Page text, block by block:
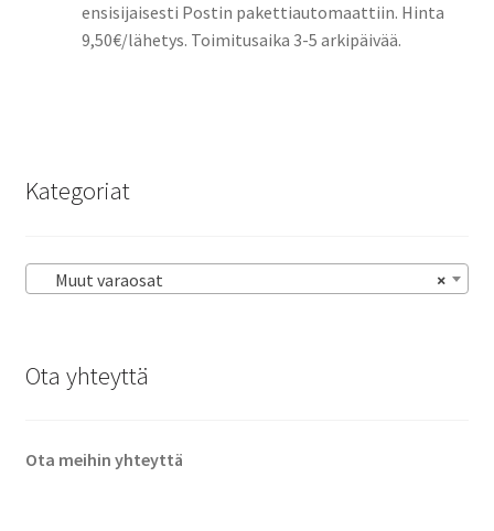
ensisijaisesti Postin pakettiautomaattiin. Hinta
9,50€/lähetys. Toimitusaika 3-5 arkipäivää.
Kategoriat
×
Muut varaosat
Ota yhteyttä
Ota meihin yhteyttä